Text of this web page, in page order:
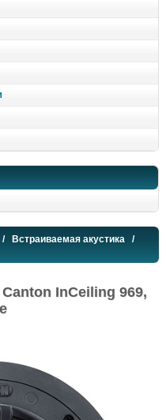
/ Встраиваемая акустика /
InCeiling 969,